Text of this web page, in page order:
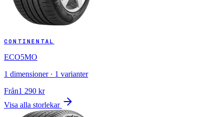
CONTINENTAL
ECO5MO
1 dimensioner · 1 varianter
Från1 290 kr
Visa alla storlekar